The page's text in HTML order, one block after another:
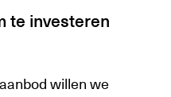
te investeren
willen we